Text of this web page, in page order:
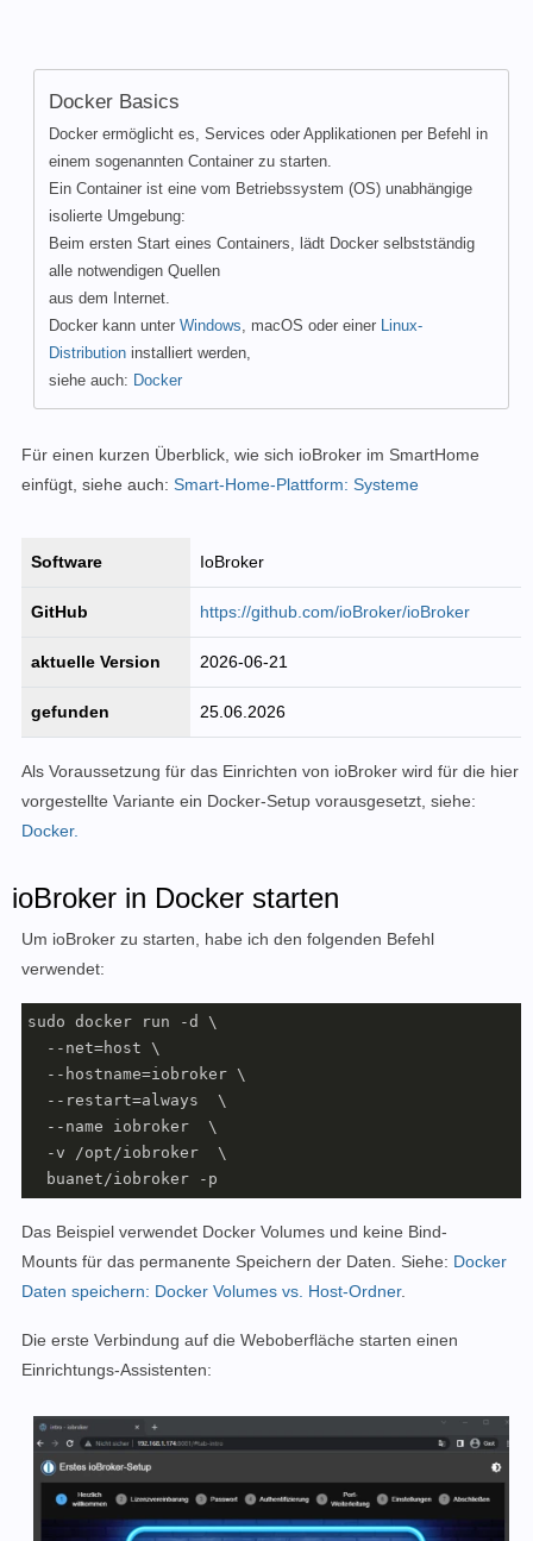
Docker Basics
Docker ermöglicht es, Services oder Applikationen per Befehl in
einem sogenannten Container zu starten.
Ein Container ist eine vom Betriebssystem (OS) unabhängige
isolierte Umgebung:
Beim ersten Start eines Containers, lädt Docker selbstständig
alle notwendigen Quellen
aus dem Internet.
Docker kann unter Windows , macOS oder einer
Linux-
Distribution installiert werden,
siehe auch: Docker
Für einen kurzen Überblick, wie sich ioBroker im SmartHome
einfügt, siehe auch: Smart-Home-Plattform: Systeme
Software IoBroker
GitHub https://github.com/ioBroker/ioBroker
aktuelle Version 2026-06-21
gefunden 25.06.2026
Als Voraussetzung für das Einrichten von ioBroker wird für die hier
vorgestellte Variante ein Docker-Setup vorausgesetzt, siehe:
Docker.
ioBroker in Docker starten
Um ioBroker zu starten, habe ich den folgenden Befehl
verwendet:
sudo docker run -d \
  --net=host \
  --hostname=iobroker \
  --restart=always  \
  --name iobroker  \
  -v /opt/iobroker  \
  buanet/iobroker -p
Das Beispiel verwendet Docker Volumes und keine Bind-
Mounts für das permanente Speichern der Daten. Siehe: Docker
Daten speichern: Docker Volumes vs. Host-Ordner.
Die erste Verbindung auf die Weboberfläche starten einen
Einrichtungs-Assistenten: